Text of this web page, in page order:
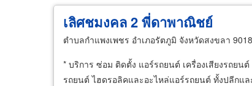
เลิศชมงคล 2 พี่ดาพาณิชย์
ตำบลกำแพงเพชร อำเภอรัตภูมิ จังหวัดสงขลา
* บริการ ซ่อม ติดตั้ง แอร์รถยนต์ เครื่องเสียงรถย
รถยนต์ ไฮดรอลิคและอะไหล่แอร์รถยนต์ ทั้งปลีกแล